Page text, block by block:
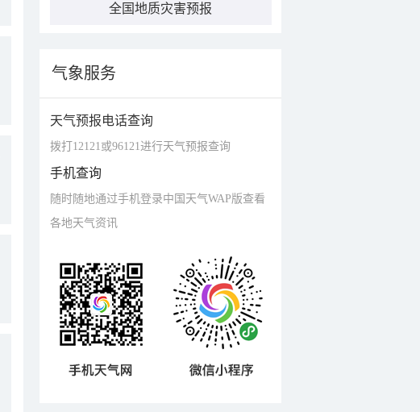
全国地质灾害预报
气象服务
天气预报电话查询
拨打12121或96121进行天气预报查询
手机查询
随时随地通过手机登录中国天气WAP版查看
各地天气资讯